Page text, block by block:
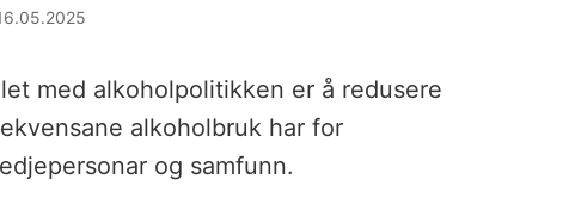
med alkoholpolitikken er å redusere
alkoholbruk har for
og samfunn.